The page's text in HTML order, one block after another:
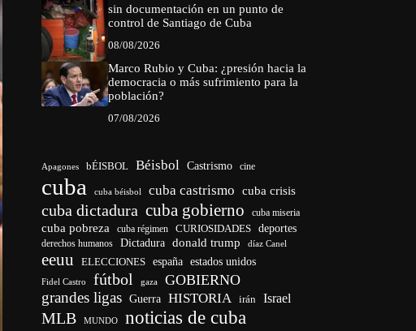
sin documentación en un punto de
control de Santiago de Cuba
08/08/2026
Marco Rubio y Cuba: ¿presión hacia la
democracia o más sufrimiento para la
población?
07/08/2026
Apagones bÉISBOL Béisbol Castrismo cine
cuba cuba béisbol cuba castrismo cuba crisis
cuba dictadura cuba gobierno cuba miseria
cuba pobreza cuba régimen CURIOSIDADES deportes
derechos humanos Dictadura donald trump díaz Canel
eeuu ELECCIONES españa estados unidos
Fidel Castro fútbol gaza GOBIERNO
grandes ligas Guerra HISTORIA irán Israel
MLB MUNDO noticias de cuba